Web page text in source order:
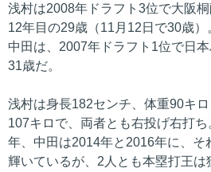
浅村は2008年ドラフト3位で大阪
12年目の29歳（11月12日で30歳
中田は、2007年ドラフト1位で日
31歳だ。
浅村は身長182センチ、体重90キロ
107キロで、両者とも右投げ右打
年、中田は2014年と2016年に、そ
輝いているが、2人とも本塁打王は